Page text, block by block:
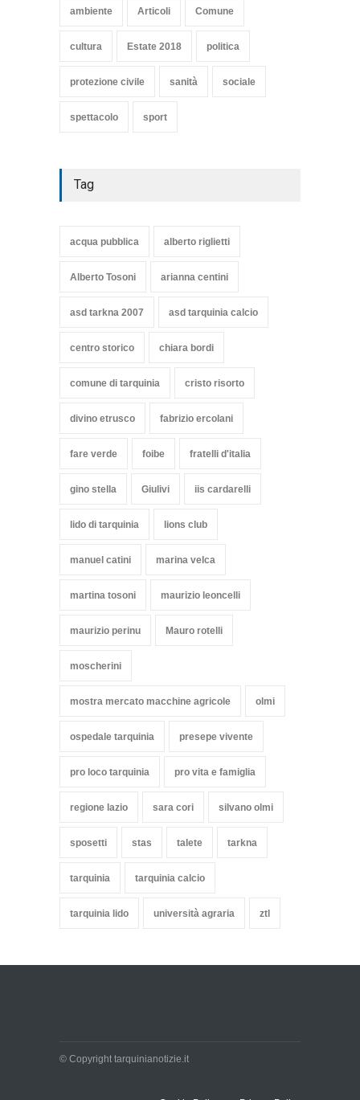
TARQUINIA
ambiente Articoli Comune
cultura Estate 2018 politica
protezione civile sanità sociale
spettacolo sport
Tag
acqua pubblica alberto riglietti
Alberto Tosoni arianna centini
asd tarkna 2007 asd tarquinia calcio
centro storico chiara bordi
comune di tarquinia cristo risorto
divino etrusco fabrizio ercolani
fare verde foibe fratelli d'italia
gino stella Giulivi iis cardarelli
lido di tarquinia lions club
manuel catini marina velca
martina tosoni maurizio leoncelli
maurizio perinu Mauro rotelli
moscherini
mostra mercato macchine agricole olmi
ospedale tarquinia presepe vivente
pro loco tarquinia pro vita e famiglia
regione lazio sara cori silvano olmi
sposetti stas talete tarkna
tarquinia tarquinia calcio
tarquinia lido università agraria ztl
© Copyright tarquinianotizie.it